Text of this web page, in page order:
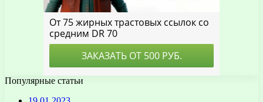
Популярные статьи